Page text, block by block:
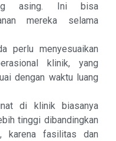
asing. Ini bisa
mereka selama
perlu menyesuaikan
klinik, yang
dengan waktu luang
di klinik biasanya
tinggi dibandingkan
karena fasilitas dan